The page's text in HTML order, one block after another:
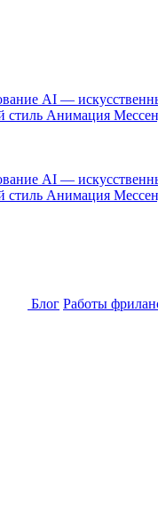
AI —
стиль Анимация
AI —
стиль Анимация
Блог Работы